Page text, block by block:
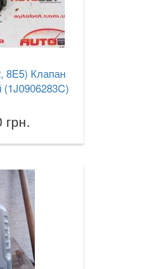
8E5) Клапан
(1J0906283C)
грн.